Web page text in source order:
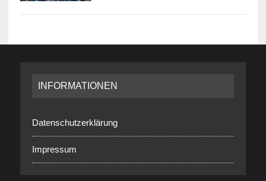
INFORMATIONEN
Datenschutzerklärung
Impressum